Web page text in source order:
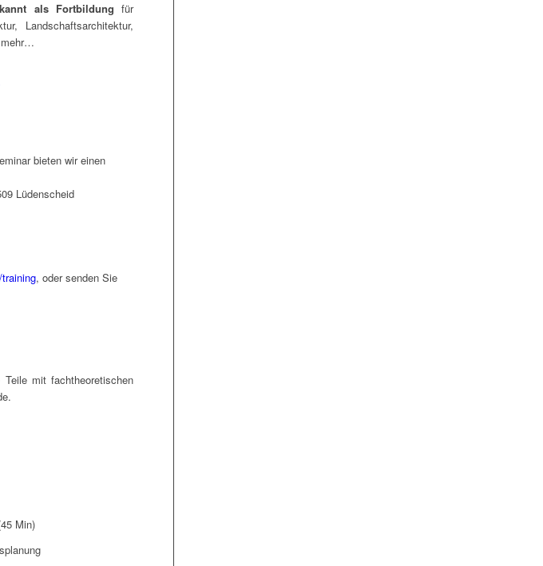
als Fortbildung für
Landschaftsarchitektur,
mehr…
bieten wir einen
, oder senden Sie
mit fachtheoretischen
Min)